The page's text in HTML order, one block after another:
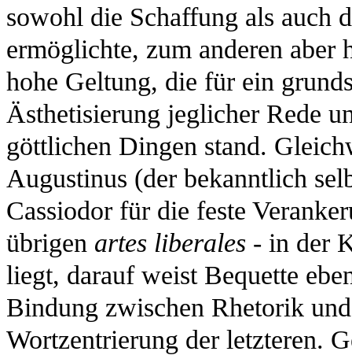
sowohl die Schaffung als auch
ermöglichte, zum anderen aber
hohe Geltung, die für ein
Ästhetisierung jeglicher Rede
göttlichen Dingen stand.
Augustinus (der bekanntlich
Cassiodor für die feste
übrigen artes liberales - in der
liegt, darauf weist Bequette
Bindung zwischen Rhetorik
Wortzentrierung der letzteren.